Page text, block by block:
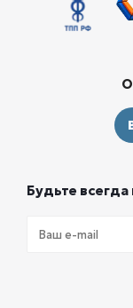
Будьте всегда